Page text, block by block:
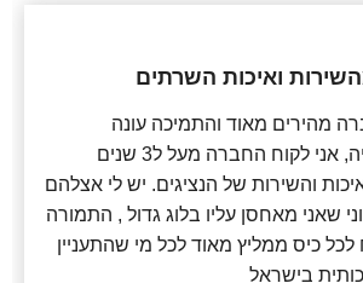
ואיכות השרתים
מהירים מאוד והתמיכה עונה
במהירות לכל פנייה, אני לקוח החברה מעל ל3 שנים
והשירות של הנציגים. יש לי אצלהם
שאני מאחסן עליו בלוג גדול , התמורה
לכל כיס ממליץ מאוד לכל מי שהתעניין
בישראל